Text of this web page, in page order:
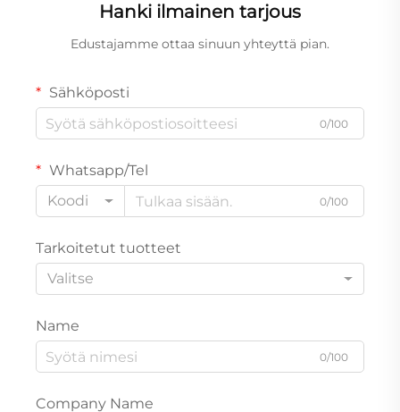
Hanki ilmainen tarjous
Edustajamme ottaa sinuun yhteyttä pian.
Sähköposti
0/100
Whatsapp/Tel
Koodi
0/100
Tarkoitetut tuotteet
Valitse
Name
0/100
Company Name